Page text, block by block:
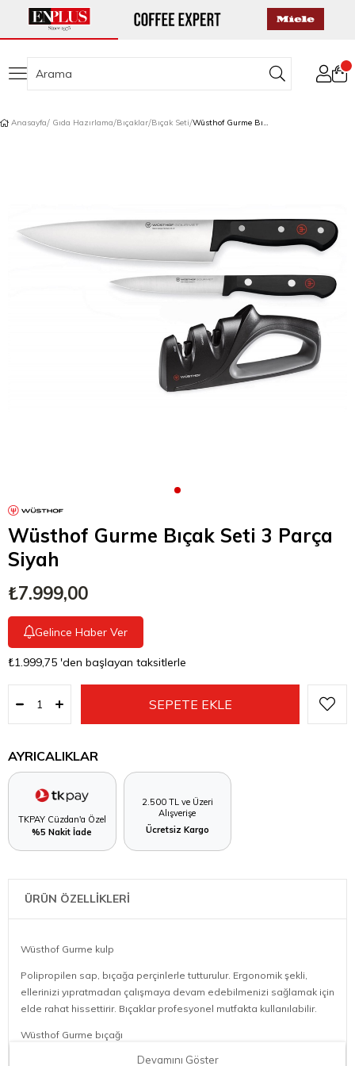
Anasayfa Gıda Hazırlama Bıçaklar Bıçak Seti Wüsthof Gurme Bıçak Seti 3 Parça Siyah
Wüsthof Gurme Bıçak Seti 3 Parça
Siyah
₺7.999,00
Gelince Haber Ver
₺1.999,75 'den başlayan taksitlerle
AYRICALIKLAR
TKPAY Cüzdan'a Özel
%5 Nakit İade
2.500 TL ve Üzeri
Alışverişe
Ücretsiz Kargo
ÜRÜN ÖZELLİKLERİ
Wüsthof Gurme kulp
Polipropilen sap, bıçağa perçinlerle tutturulur. Ergonomik şekli,
ellerinizi yıpratmadan çalışmaya devam edebilmenizi sağlamak için
elde rahat hissettirir. Bıçaklar profesyonel mutfakta kullanılabilir.
Wüsthof Gurme bıçağı
Bıçak, lazerle tek parça krom-molibden-vanadyum çeliğinden
Devamını Göster